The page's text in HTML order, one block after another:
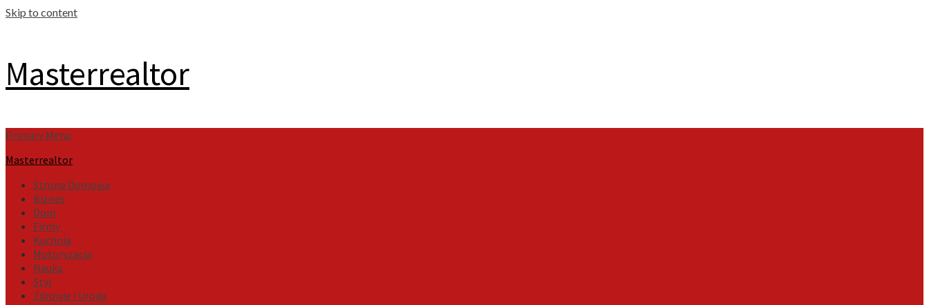
Skip to content
Masterrealtor
Primary Menu
Masterrealtor
Strona Domowa
Biznes
Dom
Firmy
Kuchnia
Motoryzacja
Nauka
Styl
Zdrowie i Uroda